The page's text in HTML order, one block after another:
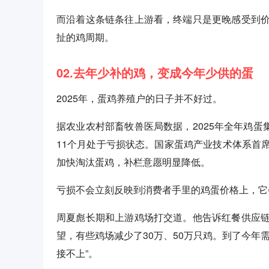
而沿着这条链条往上游看，终端只是更晚感受到
扯的鸡周期。
02.去年少补的鸡，变成今年少供的蛋
2025年，蛋鸡养殖户的日子并不好过。
据农业农村部畜牧兽医局数据，2025年全年鸡
11个月处于亏损状态。国家蛋鸡产业技术体系首
加快淘汰蛋鸡，补栏意愿明显降低。
亏损不会立刻反映到消费者手里的鸡蛋价格上，
周夏彪长期和上游鸡场打交道。他告诉红餐供应
望，有些鸡场减少了30万、50万只鸡。到了今年
接不上”。